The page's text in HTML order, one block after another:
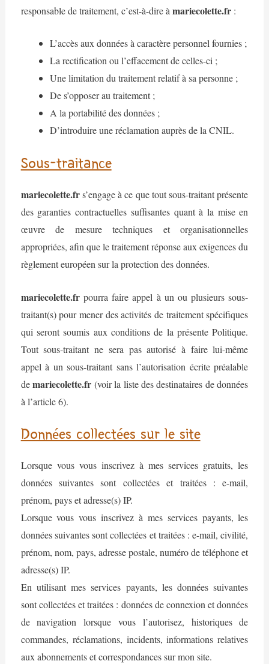
responsable de traitement, c’est-à-dire à mariecolette.fr:
L’accès aux données à caractère personnel fournies ;
La rectification ou l’effacement de celles-ci ;
Une limitation du traitement relatif à sa personne ;
De s’opposer au traitement ;
A la portabilité des données ;
D’introduire une réclamation auprès de la CNIL.
Sous-traitance
mariecolette.frs’engage à ce que tout sous-traitant présente
des garanties contractuelles suffisantes quant à la mise en
œuvre de mesure techniques et organisationnelles
appropriées, afin que le traitement réponse aux exigences du
règlement européen sur la protection des données.
mariecolette.frpourra faire appel à un ou plusieurs sous-
traitant(s) pour mener des activités de traitement spécifiques
qui seront soumis aux conditions de la présente Politique.
Tout sous-traitant ne sera pas autorisé à faire lui-même
appel à un sous-traitant sans l’autorisation écrite préalable
demariecolette.fr (voir la liste des destinataires de données
à l’article 6).
Données collectées sur le site
Lorsque vous vous inscrivez à mes services gratuits, les
données suivantes sont collectées et traitées : e-mail,
prénom, pays et adresse(s) IP.
Lorsque vous vous inscrivez à mes services payants, les
données suivantes sont collectées et traitées : e-mail, civilité,
prénom, nom, pays, adresse postale, numéro de téléphone et
adresse(s) IP.
En utilisant mes services payants, les données suivantes
sont collectées et traitées : données de connexion et données
de navigation lorsque vous l’autorisez, historiques de
commandes, réclamations, incidents, informations relatives
aux abonnements et correspondances sur mon site.